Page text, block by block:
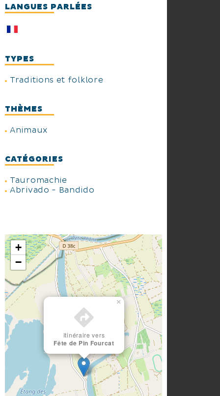
LANGUES PARLÉES
TYPES
Traditions et folklore
THÈMES
Animaux
CATÉGORIES
Tauromachie
Abrivado - Bandido
Itinéraire vers
Fête de Pin Fourcat
×
+
−